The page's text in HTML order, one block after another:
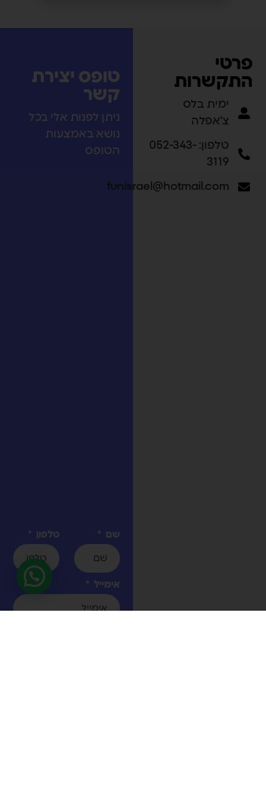
פרטי
התקשרות
ימית בלס
צ'אפלה
טלפון: 052-343-
3119
funisrael@hotmail.com
טופס יצירת
קשר
ניתן לפנות אלי בכל
נושא באמצעות
הטופס
שם טלפון
אימייל